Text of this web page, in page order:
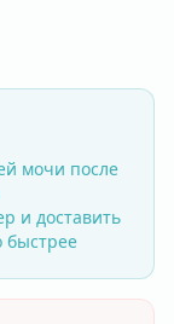
мочи после
и доставить
быстрее